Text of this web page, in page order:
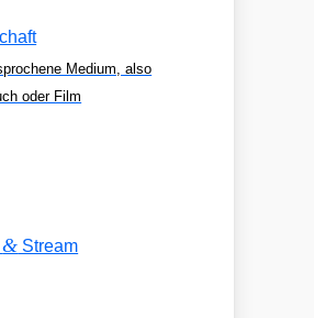
Medium, also
oder Film
& Stream